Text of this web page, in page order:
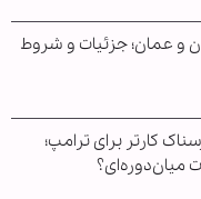
و عمان؛ جزئیات و شروط
کارتر برای ترامپ؛
میان‌دوره‌ای؟